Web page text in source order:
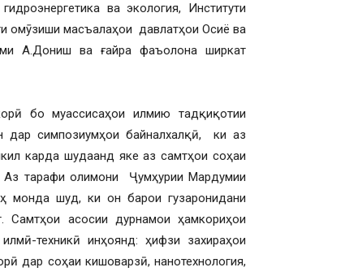
ва экология, Институти
омӯзиши масъалаҳои давлатҳои Осиё ва
А.Дониш ва ғайра фаъолона ширкат
бо муассисаҳои илмию тадқиқотии
симпозиумҳои байналхалқӣ, ки аз
карда шудаанд яке аз самтҳои соҳаи
тарафи олимони Ҷумҳурии Мардумии
монда шуд, ки он барои гузаронидани
Самтҳои асосии дурнамои ҳамкориҳои
техникӣ инҳоянд: ҳифзи захираҳои
дар соҳаи кишоварзӣ, нанотехнология,